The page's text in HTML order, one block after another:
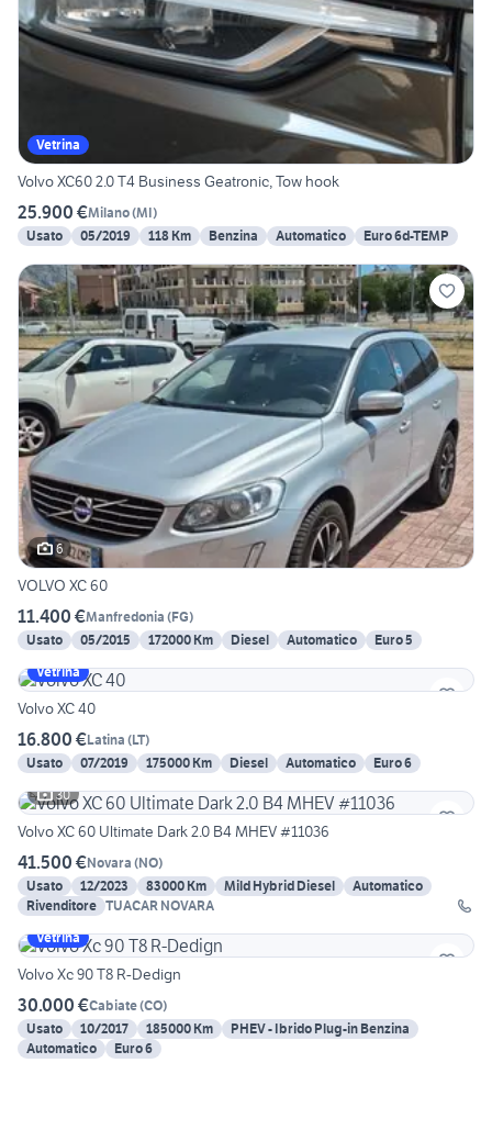
Vetrina
Volvo XC60 2.0 T4 Business Geatronic, Tow hook
25.900 €Milano(MI)
Usato
05/2019 118 Km Benzina Automatico Euro 6d-TEMP
6
VOLVO XC 60
11.400 €Manfredonia (FG)
Usato
05/2015 172000 Km Diesel Automatico
Euro 5
Vetrina
Volvo XC 40
16.800 €Latina (LT)
Usato
07/2019 175000 Km Diesel Automatico
Euro 6
30
Volvo XC 60 Ultimate Dark 2.0 B4 MHEV #11036
41.500 €Novara (NO)
Usato
12/2023 83000 Km Mild Hybrid Diesel
Automatico
Rivenditore TUACAR NOVARA
Vetrina
Volvo Xc 90 T8 R-Dedign
30.000 €Cabiate(CO)
Usato
10/2017 185000 Km
PHEV - Ibrido Plug-in Benzina
Automatico
Euro 6